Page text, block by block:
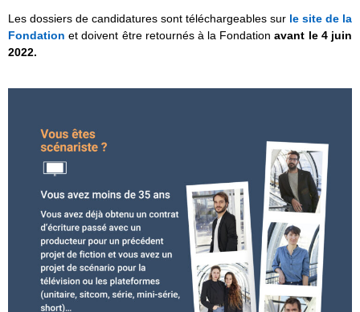
Les dossiers de candidatures sont téléchargeables sur le site de la
Fondation et doivent être retournés à la Fondationavant le 4 juin
2022.